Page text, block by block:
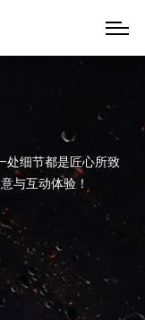
处细节都是匠心所致
与互动体验！